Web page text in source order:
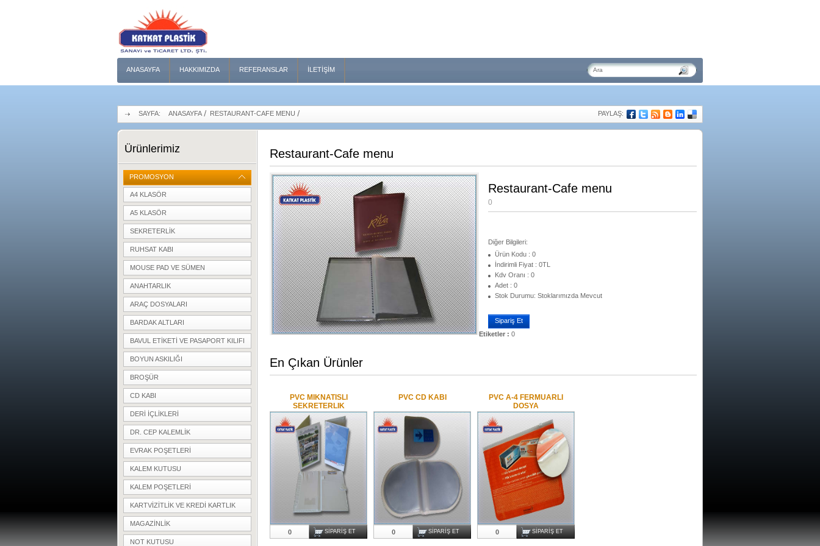
ANASAYFA HAKKIMIZDA REFERANSLAR İLETIŞIM
SAYFA: ANASAYFA RESTAURANT-CAFE MENU PAYLAŞ:
Ürünlerimiz
PROMOSYON
A4 KLASÖR
A5 KLASÖR
SEKRETERLIK
RUHSAT KABI
MOUSE PAD VE SÜMEN
ANAHTARLIK
ARAÇ DOSYALARI
BARDAK ALTLARI
BAVUL ETIKETI VE PASAPORT KILIFI
BOYUN ASKILIĞI
BROŞÜR
CD KABI
DERI IÇLIKLERI
DR. CEP KALEMLIK
EVRAK POŞETLERI
KALEM KUTUSU
KALEM POŞETLERI
KARTVIZITLIK VE KREDI KARTLIK
MAGAZINLIK
NOT KUTUSU
Restaurant-Cafe menu
Restaurant-Cafe menu
0
Diğer Bilgileri:
Ürün Kodu : 0
İndirimli Fiyat : 0TL
Kdv Oranı : 0
Adet : 0
Stok Durumu: Stoklarımızda Mevcut
Sipariş Et
Etiketler : 0
En Çıkan Ürünler
PVC MIKNATISLI
SEKRETERLIK
0 SIPARIŞ ET
PVC CD KABI
0 SIPARIŞ ET
PVC A-4 FERMUARLI
DOSYA
0 SIPARIŞ ET